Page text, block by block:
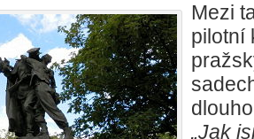
Mezi
pilotní
„Jak